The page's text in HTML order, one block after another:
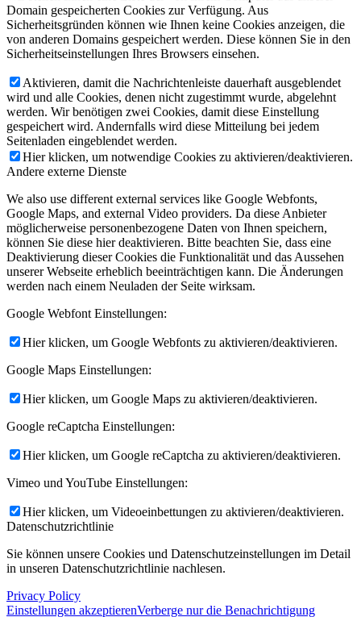
Domain gespeicherten Cookies zur Verfügung. Aus
Sicherheitsgründen können wie Ihnen keine Cookies anzeigen, die
von anderen Domains gespeichert werden. Diese können Sie in den
Sicherheitseinstellungen Ihres Browsers einsehen.
Aktivieren, damit die Nachrichtenleiste dauerhaft ausgeblendet
wird und alle Cookies, denen nicht zugestimmt wurde, abgelehnt
werden. Wir benötigen zwei Cookies, damit diese Einstellung
gespeichert wird. Andernfalls wird diese Mitteilung bei jedem
Seitenladen eingeblendet werden.
Hier klicken, um notwendige Cookies zu aktivieren/deaktivieren.
Andere externe Dienste
We also use different external services like Google Webfonts,
Google Maps, and external Video providers. Da diese Anbieter
möglicherweise personenbezogene Daten von Ihnen speichern,
können Sie diese hier deaktivieren. Bitte beachten Sie, dass eine
Deaktivierung dieser Cookies die Funktionalität und das Aussehen
unserer Webseite erheblich beeinträchtigen kann. Die Änderungen
werden nach einem Neuladen der Seite wirksam.
Google Webfont Einstellungen:
Hier klicken, um Google Webfonts zu aktivieren/deaktivieren.
Google Maps Einstellungen:
Hier klicken, um Google Maps zu aktivieren/deaktivieren.
Google reCaptcha Einstellungen:
Hier klicken, um Google reCaptcha zu aktivieren/deaktivieren.
Vimeo und YouTube Einstellungen:
Hier klicken, um Videoeinbettungen zu aktivieren/deaktivieren.
Datenschutzrichtlinie
Sie können unsere Cookies und Datenschutzeinstellungen im Detail
in unseren Datenschutzrichtlinie nachlesen.
Privacy Policy
Einstellungen akzeptierenVerberge nur die Benachrichtigung